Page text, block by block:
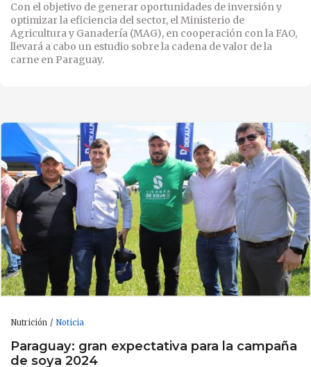
Con el objetivo de generar oportunidades de inversión y
optimizar la eficiencia del sector, el Ministerio de
Agricultura y Ganadería (MAG), en cooperación con la FAO,
llevará a cabo un estudio sobre la cadena de valor de la
carne en Paraguay.
Nutrición Noticia
Paraguay: gran expectativa para la campaña
de soya 2024